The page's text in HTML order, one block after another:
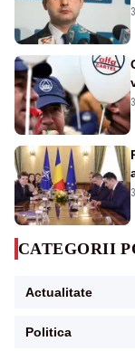
CATEGORII
Actualitate
Politica